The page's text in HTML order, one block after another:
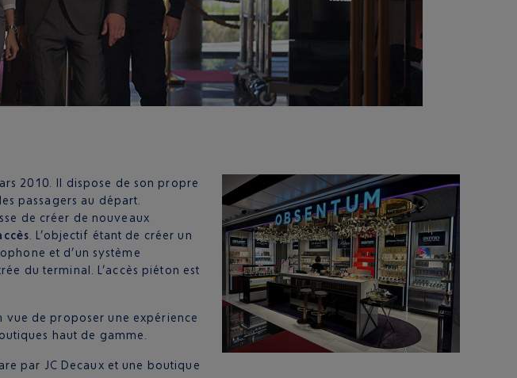
2010. Il dispose de son propre
passagers au départ.
de créer de nouveaux
. L’objectif étant de créer un
et d’un système
du terminal. L’accès piéton est
vue de proposer une expérience
haut de gamme.
par JC Decaux et une boutique